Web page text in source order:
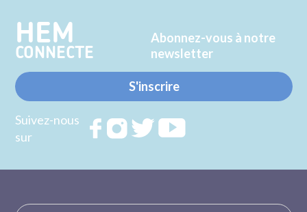
HEM
CONNECTE
Abonnez-vous à notre
newsletter
S'inscrire
Suivez-nous
sur
RejoignezRejoignezRejoignez